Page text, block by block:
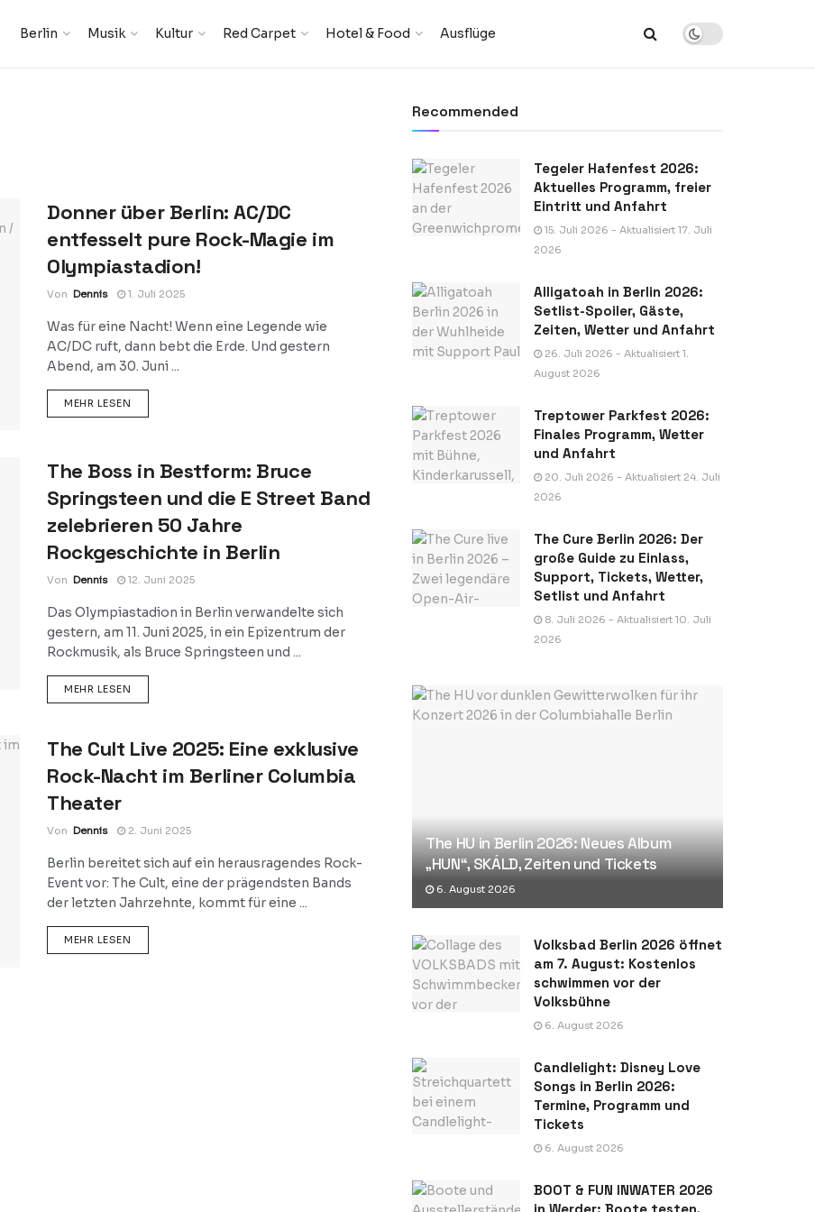
Berlin Musik Kultur Red Carpet Hotel & Food Ausflüge
Donner über Berlin: AC/DC
entfesselt pure Rock-Magie im
Olympiastadion!
Von Dennis 1. Juli 2025
Was für eine Nacht! Wenn eine Legende wie
AC/DC ruft, dann bebt die Erde. Und gestern
Abend, am 30. Juni ...
MEHR LESEN
The Boss in Bestform: Bruce
Springsteen und die E Street Band
zelebrieren 50 Jahre
Rockgeschichte in Berlin
Von Dennis 12. Juni 2025
Das Olympiastadion in Berlin verwandelte sich
gestern, am 11. Juni 2025, in ein Epizentrum der
Rockmusik, als Bruce Springsteen und ...
MEHR LESEN
The Cult Live 2025: Eine exklusive
Rock-Nacht im Berliner Columbia
Theater
Von Dennis 2. Juni 2025
Berlin bereitet sich auf ein herausragendes Rock-
Event vor: The Cult, eine der prägendsten Bands
der letzten Jahrzehnte, kommt für eine ...
MEHR LESEN
Recommended
Tegeler Hafenfest 2026:
Aktuelles Programm, freier
Eintritt und Anfahrt
15. Juli 2026 - Aktualisiert 17. Juli
2026
Alligatoah in Berlin 2026:
Setlist-Spoiler, Gäste,
Zeiten, Wetter und Anfahrt
26. Juli 2026 - Aktualisiert 1.
August 2026
Treptower Parkfest 2026:
Finales Programm, Wetter
und Anfahrt
20. Juli 2026 - Aktualisiert 24. Juli
2026
The Cure Berlin 2026: Der
große Guide zu Einlass,
Support, Tickets, Wetter,
Setlist und Anfahrt
8. Juli 2026 - Aktualisiert 10. Juli
2026
The HU in Berlin 2026: Neues Album
„HUN“, SKÁLD, Zeiten und Tickets
6. August 2026
Volksbad Berlin 2026 öffnet
am 7. August: Kostenlos
schwimmen vor der
Volksbühne
6. August 2026
Candlelight: Disney Love
Songs in Berlin 2026:
Termine, Programm und
Tickets
6. August 2026
BOOT & FUN INWATER 2026
in Werder: Boote testen,